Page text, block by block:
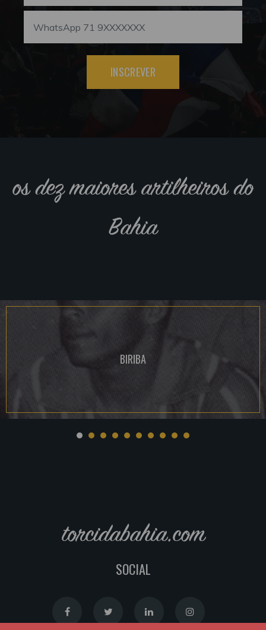
INSCREVER
os dez maiores artilheiros do
Bahia
BIRIBA
torcidabahia.com
SOCIAL